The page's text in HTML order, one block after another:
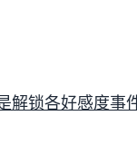
解锁各好感度事